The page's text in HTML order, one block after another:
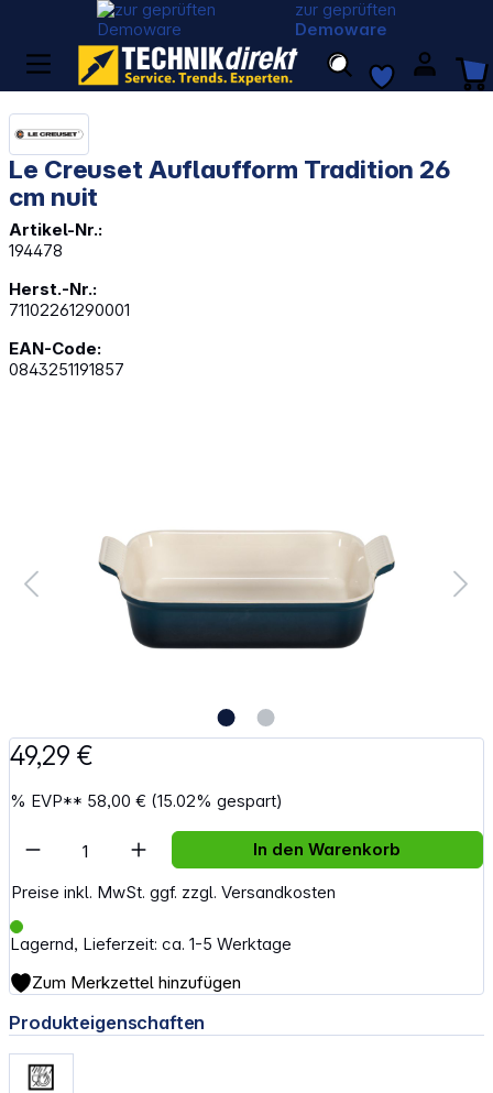
zur geprüften
Demoware
Le Creuset Auflaufform Tradition 26
cm nuit
Artikel-Nr.:
194478
Herst.-Nr.:
71102261290001
EAN-Code:
0843251191857
49,29 €
% EVP** 58,00 € (15.02% gespart)
Preise inkl. MwSt. ggf. zzgl. Versandkosten
Lagernd, Lieferzeit: ca. 1-5 Werktage
Artikel Anzahl: Gib den gewünschten
In den Warenkorb
Zum Merkzettel hinzufügen
Produkteigenschaften